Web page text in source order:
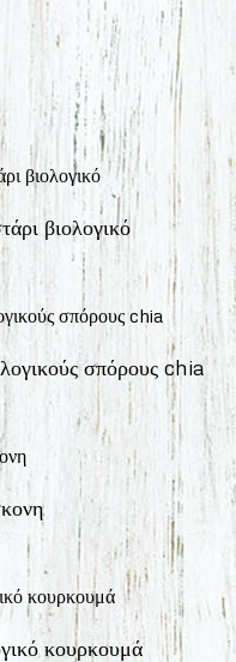
βιολογικό
σπόρους chia
κουρκουμά